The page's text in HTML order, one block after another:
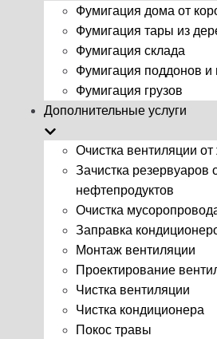
Фумигация дома от
Фумигация тары из
Фумигация склада
Фумигация поддонов и
Фумигация грузов
Дополнительные услуги
Очистка вентиляции
Зачистка резервуаров
нефтепродуктов
Очистка
Заправка
Монтаж вентиляции
Проектирование
Чистка вентиляции
Чистка кондиционера
Покос травы